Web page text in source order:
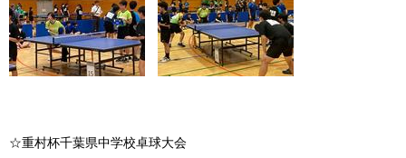
☆重村杯千葉県中学校卓球大会